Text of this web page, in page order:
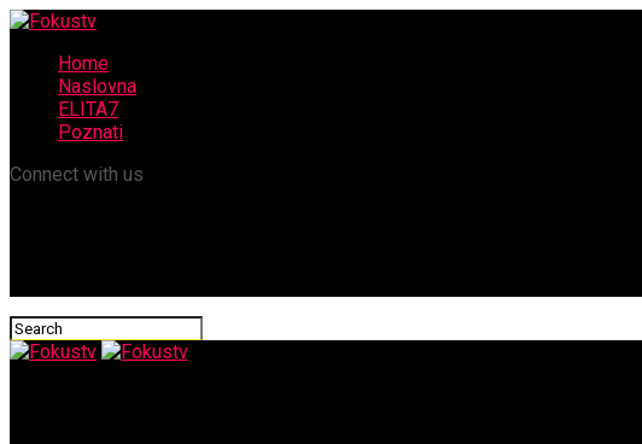
Home
Naslovna
ELITA7
Poznati
Connect with us